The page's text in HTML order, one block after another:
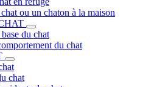
ou un chaton à la maison
du chat
du chat
chat